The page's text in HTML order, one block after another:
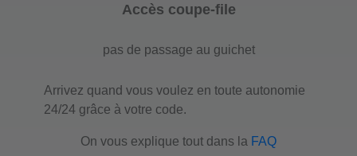
Accès coupe-file
pas de passage au guichet
Arrivez quand vous voulez en toute autonomie
24/24 grâce à votre code.
On vous explique tout dans la FAQ